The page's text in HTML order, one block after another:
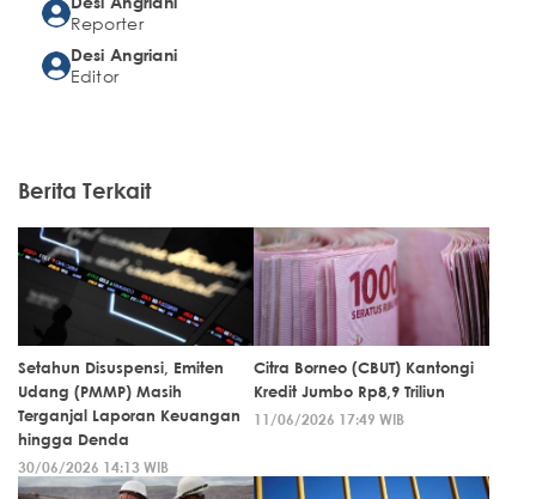
Reporter
Desi Angriani
Editor
Berita Terkait
Setahun Disuspensi, Emiten
Udang (PMMP) Masih
Terganjal Laporan Keuangan
hingga Denda
30/06/2026 14:13 WIB
Citra Borneo (CBUT) Kantongi
Kredit Jumbo Rp8,9 Triliun
11/06/2026 17:49 WIB